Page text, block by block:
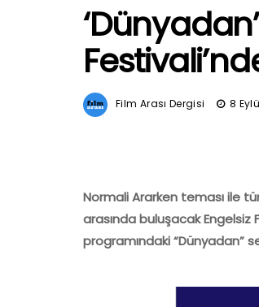
Film Arası Dergisi 8
Normali Ararken teması ile
arasında buluşacak Engelsiz
programındaki “Dünyadan”